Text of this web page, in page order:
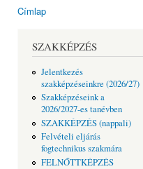
Címlap
SZAKKÉPZÉS
Jelentkezés
szakképzéseinkre (2026/27)
Szakképzéseink a
2026/2027-es tanévben
SZAKKÉPZÉS (nappali)
Felvételi eljárás
fogtechnikus szakmára
FELNŐTTKÉPZÉS